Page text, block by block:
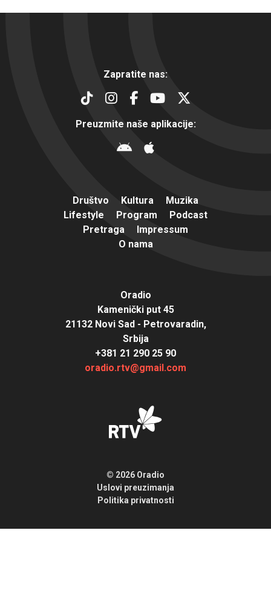
Zapratite nas:
Preuzmite naše aplikacije:
Društvo Kultura
Muzika
Lifestyle
Program
Podcast
Pretraga
Impressum
O nama
Oradio
Kamenički put 45
21132 Novi Sad - Petrovaradin,
Srbija
+381 21 290 25 90
oradio.rtv@gmail.com
© 2026 Oradio
Uslovi preuzimanja
Politika privatnosti